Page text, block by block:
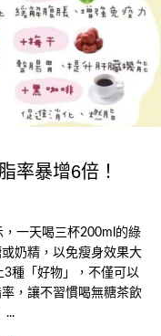
率暴增6倍！
一天喝三杯200ml的綠
奶精，以免瘦身效果大
種「好物」，不僅可以
，讓不習慣喝無糖茶飲
...